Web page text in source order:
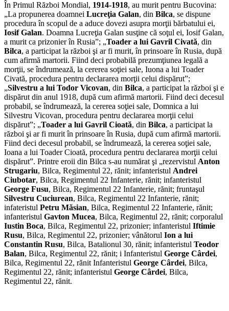
În Primul Război Mondial, 1914-1918, au murit pentru Bucovina:
„La propunerea doamnei Lucreţia Galan, din Bilca, se dispune
procedura în scopul de a aduce dovezi asupra morţii bărbatului ei,
Iosif Galan. Doamna Lucreţia Galan susţine că soţul ei, Iosif Galan,
a murit ca prizonier în Rusia”; „Toader a lui Gavril Civată, din
Bilca, a participat la război şi ar fi murit, în prinsoare în Rusia, după
cum afirmă martorii. Fiind deci probabilă prezumţiunea legală a
morţii, se îndrumează, la cererea soţiei sale, Iuona a lui Toader
Civată, procedura pentru declararea morţii celui dispărut”;
„Silvestru a lui Todor Vicovan, din Bilca, a participat la război şi e
dispărut din anul 1918, după cum afirmă martorii. Fiind deci decesul
probabil, se îndrumează, la cererea soţiei sale, Domnica a lui
Silvestru Vicovan, procedura pentru declararea morţii celui
dispărut”; „Toader a lui Gavril Cioată, din Bilca, a participat la
război şi ar fi murit în prinsoare în Rusia, după cum afirmă martorii.
Fiind deci decesul probabil, se îndrumează, la cererea soţiei sale,
Ioana a lui Toader Cioată, procedura pentru declararea morţii celui
dispărut”. Printre eroii din Bilca s-au numărat şi „rezervistul Anton
Strugariu, Bilca, Regimentul 22, rănit; infanteristul Andrei
Ciubotar, Bilca, Regimentul 22 Infanterie, rănit; infanteristul
George Fusu, Bilca, Regimentul 22 Infanterie, rănit; fruntaşul
Silvestru Cuciurean, Bilca, Regimentul 22 Infanterie, rănit;
infateristul Petru Măsian, Bilca, Regimentul 22 Infanterie, rănit;
infanteristul Gavton Mucea, Bilca, Regimentul 22, rănit; corporalul
Iustin Boca, Bilca, Regimentul 22, prizonier; infanteristul Iftimie
Rusu, Bilca, Regimentul 22, prizonier; vânătorul Ion a lui
Constantin Rusu, Bilca, Batalionul 30, rănit; infanteristul Teodor
Balan, Bilca, Regimentul 22, rănit; i Infanteristul George Cârdei,
Bilca, Regimentul 22, rănit Infanteristul George Cârdei, Bilca,
Regimentul 22, rănit; infanteristul George Cârdei, Bilca,
Regimentul 22, rănit.